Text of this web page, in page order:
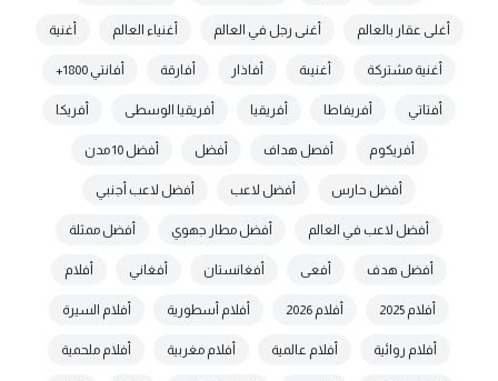
أغلى عقار بالعالم أغنى رجل في العالم أغنياء العالم أغنية
أغنية مشتركة أغنيىة أفاذار أفارقة أفانتي 1800+
أفتاتي أفريفاطا أفريقيا أفريقيا الوسطى أفريكا
أفريكوم أفصل هداف أفضل أفضل 10 مدن
أفضل حارس أفضل لاعب أفضل لاعب أجنبي
أفضل لاعب في العالم أفضل مطار جهوي أفضل ممثلة
أفضل هدف أفعى أفغانستان أفغاني أفلام
أفلام 2025 أفلام 2026 أفلام أسطورية أفلام السيرة
أفلام روائية أفلام عالمية أفلام مغربية أفلام ملحمية